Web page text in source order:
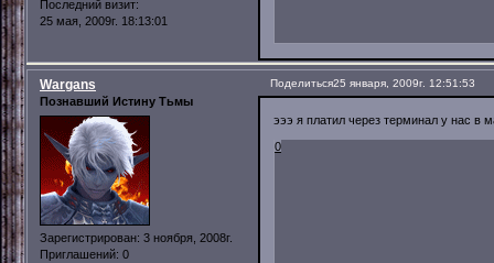
Последний визит:
25 мая, 2009г. 18:13:01
Поделиться25 января, 2009г. 12:51:53
Wargans
Познавший Истину Тьмы
Зарегистрирован: 3 ноября, 2008г.
Приглашений: 0
эээ я платил через терминал у нас в
0